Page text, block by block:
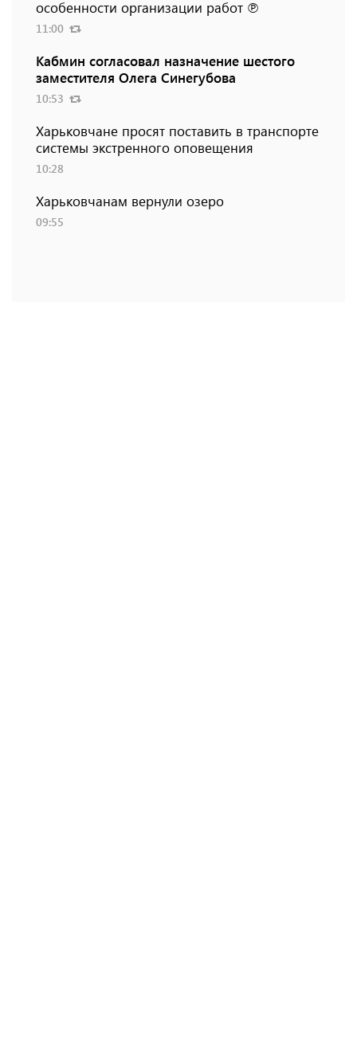
особенности организации работ ℗
11:00
Кабмин согласовал назначение шестого
заместителя Олега Синегубова
10:53
Харьковчане просят поставить в транспорте
системы экстренного оповещения
10:28
Харьковчанам вернули озеро
09:55